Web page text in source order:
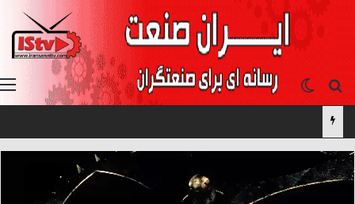
جستجو برایتغییر پوسته